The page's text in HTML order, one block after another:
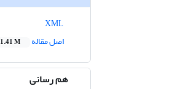
اصل مقاله
1.41 M
هم رسانی